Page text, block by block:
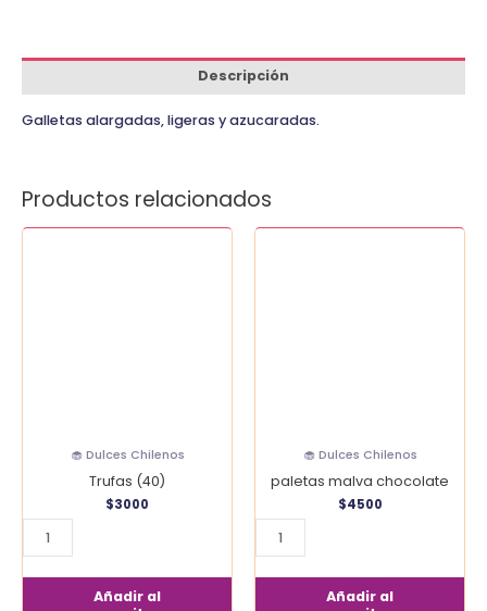
Descripción
Galletas alargadas, ligeras y azucaradas.
Productos relacionados
🧁 Dulces Chilenos
Trufas (40)
$3000
Añadir al
🧁 Dulces Chilenos
paletas malva chocolate
$4500
Añadir al